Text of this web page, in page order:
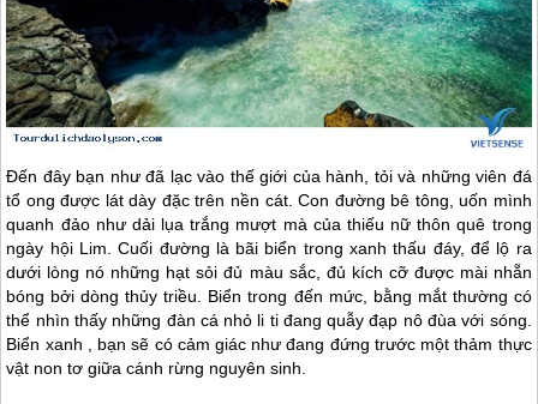
Đến đây bạn như đã lạc vào thế giới của hành, tỏi và những viên đá
tổ ong được lát dày đặc trên nền cát. Con đường bê tông, uốn mình
quanh đảo như dải lụa trắng mượt mà của thiếu nữ thôn quê trong
ngày hội Lim. Cuối đường là bãi biển trong xanh thấu đáy, để lộ ra
dưới lòng nó những hạt sỏi đủ màu sắc, đủ kích cỡ được mài nhẵn
bóng bởi dòng thủy triều. Biển trong đến mức, bằng mắt thường có
thể nhìn thấy những đàn cá nhỏ li ti đang quẫy đạp nô đùa với sóng.
Biển xanh , bạn sẽ có cảm giác như đang đứng trước một thảm thực
vật non tơ giữa cánh rừng nguyên sinh.